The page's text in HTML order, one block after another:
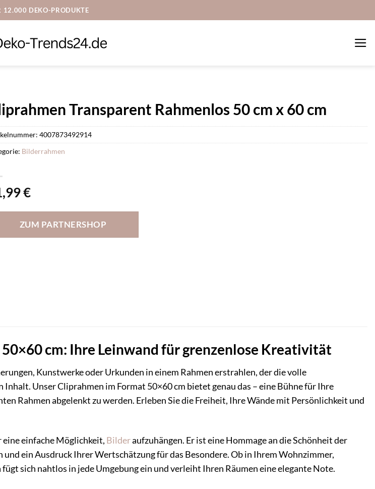
12.000 DEKO-PRODUKTE
Transparent Rahmenlos 50 cm x 60 cm
€
ZUM PARTNERSHOP
4007873492914
Bilderrahmen
cm: Ihre Leinwand für grenzenlose Kreativität
Kunstwerke oder Urkunden in einem Rahmen erstrahlen, der die volle
Unser Cliprahmen im Format 50×60 cm bietet genau das – eine Bühne für Ihre
Rahmen abgelenkt zu werden. Erleben Sie die Freiheit, Ihre Wände mit Persönlichkeit und
einfache Möglichkeit, Bilderaufzuhängen. Er ist eine Hommage an die Schönheit der
ein Ausdruck Ihrer Wertschätzung für das Besondere. Ob in Ihrem Wohnzimmer,
sich nahtlos in jede Umgebung ein und verleiht Ihren Räumen eine elegante Note.